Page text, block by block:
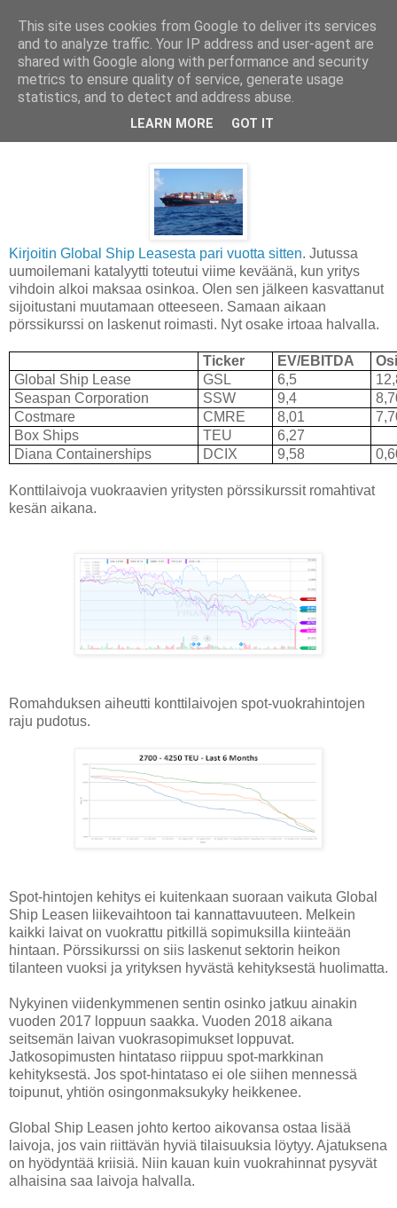
Konttien rahtauksella tuottoa (jälleen)
Kirjoitin Global Ship Leasesta pari vuotta sitten. Jutussa
uumoilemani katalyytti toteutui viime keväänä, kun yritys
vihdoin alkoi maksaa osinkoa. Olen sen jälkeen kasvattanut
sijoitustani muutamaan otteeseen. Samaan aikaan
pörssikurssi on laskenut roimasti. Nyt osake irtoaa halvalla.
Ticker EV/EBITDA
Global Ship Lease
GSL 6,5
Seaspan Corporation
SSW 9,4
Costmare
CMRE 8,01
Box Ships
TEU
6,27
Diana Containerships
DCIX 9,58
Konttilaivoja vuokraavien yritysten pörssikurssit romahtivat
kesän aikana.
Romahduksen aiheutti konttilaivojen spot-vuokrahintojen
raju pudotus.
Spot-hintojen kehitys ei kuitenkaan suoraan vaikuta Global
Ship Leasen liikevaihtoon tai kannattavuuteen. Melkein
kaikki laivat on vuokrattu pitkillä sopimuksilla kiinteään
hintaan. Pörssikurssi on siis laskenut sektorin heikon
tilanteen vuoksi ja yrityksen hyvästä kehityksestä huolimatta.
Nykyinen viidenkymmenen sentin osinko jatkuu ainakin
vuoden 2017 loppuun saakka. Vuoden 2018 aikana
seitsemän laivan vuokrasopimukset loppuvat.
Jatkosopimusten hintataso riippuu spot-markkinan
kehityksestä. Jos spot-hintataso ei ole siihen mennessä
toipunut, yhtiön osingonmaksukyky heikkenee.
Global Ship Leasen johto kertoo aikovansa ostaa lisää
laivoja, jos vain riittävän hyviä tilaisuuksia löytyy. Ajatuksena
on hyödyntää kriisiä. Niin kauan kuin vuokrahinnat pysyvät
alhaisina saa laivoja halvalla.
This site uses cookies from Google to deliver its services
and to analyze traffic. Your IP address and user-agent are
shared with Google along with performance and security
metrics to ensure quality of service, generate usage
statistics, and to detect and address abuse.
LEARN MORE GOT IT